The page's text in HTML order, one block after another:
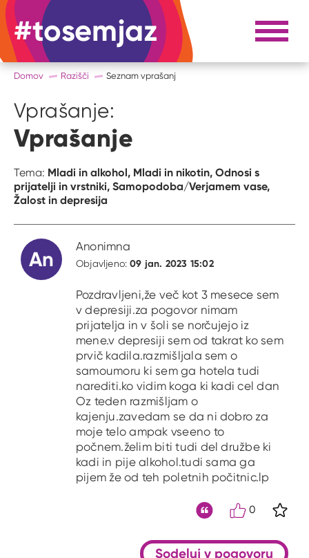
#tosemjaz #to sem jaz Razpri
Domov Razišči Seznam vprašanj
Vprašanje:
Vprašanje
Tema: Mladi in alkohol, Mladi in nikotin, Odnosi s
prijatelji in vrstniki, Samopodoba/Verjamem vase,
Žalost in depresija
An
Anonimna
Objavljeno:09 jan. 2023 15:02
Pozdravljeni,že več kot 3 mesece sem
v depresiji.za pogovor nimam
prijatelja in v šoli se norčujejo iz
mene.v depresiji sem od takrat ko sem
prvič kadila.razmišljala sem o
samoumoru ki sem ga hotela tudi
narediti.ko vidim koga ki kadi cel dan
Oz teden razmišljam o
kajenju.zavedam se da ni dobro za
moje telo ampak vseeno to
počnem.želim biti tudi del družbe ki
kadi in pije alkohol.tudi sama ga
pijem že od teh poletnih počitnic.lp
0
Sodeluj v pogovoru